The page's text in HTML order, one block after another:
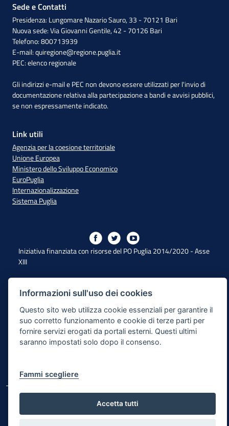
Sede e Contatti
Presidenza: Lungomare Nazario Sauro, 33 - 70121 Bari
Nuova sede: Via Giovanni Gentile, 42 - 70126 Bari
Telefono: 800713939
E-mail:quiregione@regione.puglia.it
PEC:elenco regionale
Gli indirizzi e-mail e PEC non devono essere utilizzati per l'invio di
documentazione relativa alla partecipazione a bandi e avvisi pubblici,
se non espressamente indicato.
Link utili
Agenzia per la coesione territoriale
Unione Europea
Ministero dello Sviluppo Economico
EuroPuglia
Internazionalizzazione
Sistema Puglia
Iniziativa finanziata con risorse del PO Puglia 2014/2020 - Asse
XIII
Dichiarazione di Accessibilità
Note Legali
Cookie e Privacy
Mappa del sito
© Regione Puglia
Informazioni sull'uso dei cookies
Questo sito web utilizza cookie essenziali per garantire il
suo corretto funzionamento e cookie di terze parti per
fornire servizi erogati da portali esterni. Questi ultimi
saranno impostati solo dopo il consenso.
Fammi scegliere
Accetta tutti